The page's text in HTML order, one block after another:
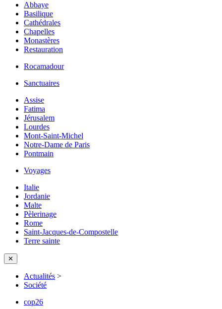
Abbaye
Basilique
Cathédrales
Chapelles
Monastères
Restauration
Rocamadour
Sanctuaires
Assise
Fatima
Jérusalem
Lourdes
Mont-Saint-Michel
Notre-Dame de Paris
Pontmain
Voyages
Italie
Jordanie
Malte
Pèlerinage
Rome
Saint-Jacques-de-Compostelle
Terre sainte
✕
Actualités >
Société
cop26